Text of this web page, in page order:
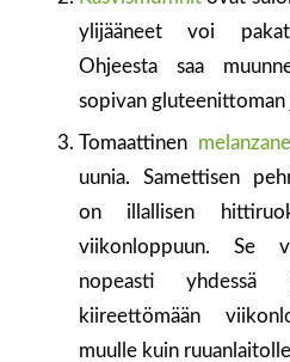
ylijääneet voi
Ohjeesta saa
sopivan gluteenittoman
Tomaattinen melanzane
uunia. Samettisen
on illallisen
viikonloppuun. Se
nopeasti yhdessä
kiireettömään
muulle kuin